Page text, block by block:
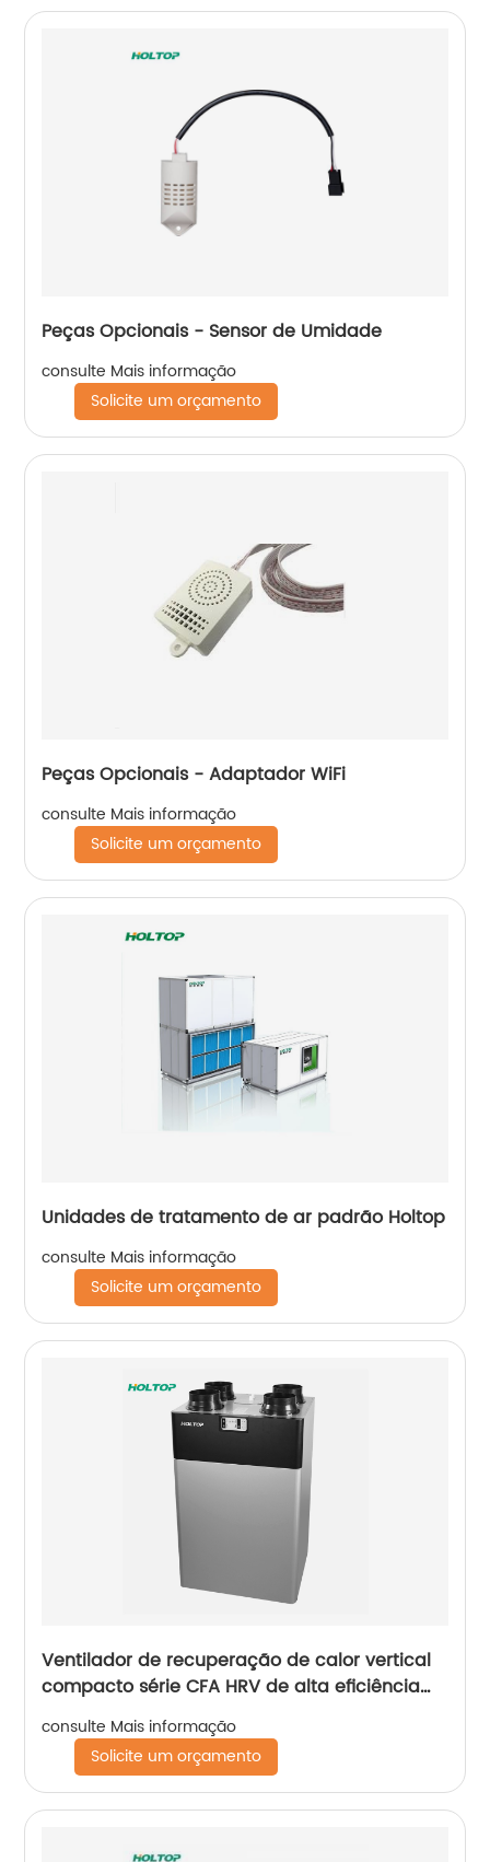
Peças Opcionais - Sensor de Umidade
consulte Mais informação
Solicite um orçamento
Peças Opcionais - Adaptador WiFi
consulte Mais informação
Solicite um orçamento
Unidades de tratamento de ar padrão Holtop
consulte Mais informação
Solicite um orçamento
Ventilador de recuperação de calor vertical
compacto série CFA HRV de alta eficiência
(250 ~ 350 ~ 500 m3 / h)
consulte Mais informação
Solicite um orçamento